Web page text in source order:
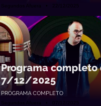
Segundos Afuera • 22/12/2025
Programa completo
7/12/2025
PROGRAMA COMPLETO
Segundos Afuera • 07/12/2025